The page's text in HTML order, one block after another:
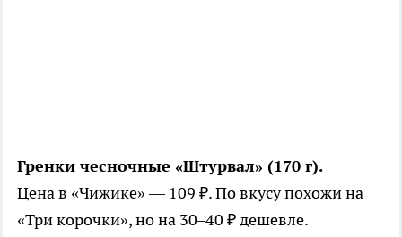
Гренки чесночные «Штурвал» (170 г).
Цена в «Чижике» — 109 ₽. По вкусу похожи на
«Три корочки», но на 30–40 ₽ дешевле.